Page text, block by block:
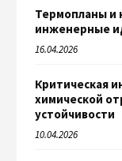
Термопланы и
инженерные
16.04.2026
Критическая
химической
устойчивости
10.04.2026